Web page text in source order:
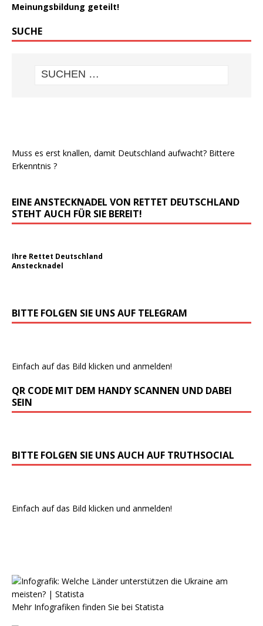
Meinungsbildung geteilt!
SUCHE
Muss es erst knallen, damit Deutschland aufwacht? Bittere
Erkenntnis ?
EINE ANSTECKNADEL VON RETTET DEUTSCHLAND
STEHT AUCH FÜR SIE BEREIT!
Ihre Rettet Deutschland
Anstecknadel
BITTE FOLGEN SIE UNS AUF TELEGRAM
Einfach auf das Bild klicken und anmelden!
QR CODE MIT DEM HANDY SCANNEN UND DABEI
SEIN
BITTE FOLGEN SIE UNS AUCH AUF TRUTHSOCIAL
Einfach auf das Bild klicken und anmelden!
Mehr Infografiken finden Sie bei Statista